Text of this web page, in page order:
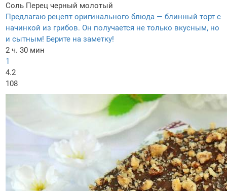
Соль Перец черный молотый
Предлагаю рецепт оригинального блюда — блинный торт с
начинкой из грибов. Он получается не только вкусным, но
и сытным! Берите на заметку!
2 ч. 30 мин
1
4.2
108